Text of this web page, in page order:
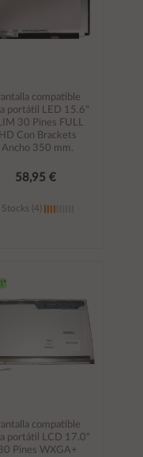
compatible
portátil LED 15.6"
30 Pines FULL
HD Con Brackets
Ancho 350 mm.
58,95 €
Stocks (4)
compatible
portátil LCD 17.0"
Pines WXGA+